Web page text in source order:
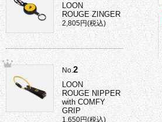
LOON
ROUGE ZINGER
2,805円(税込)
No. 2
LOON
ROUGE NIPPER
with COMFY
GRIP
1,650円(税込)